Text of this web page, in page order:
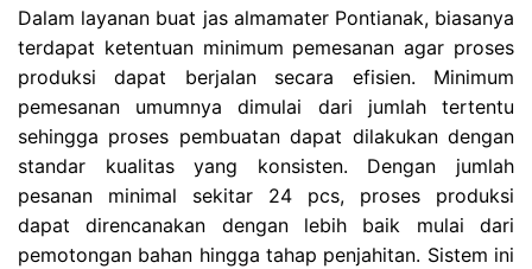
Dalam layanan buat jas almamater Pontianak, biasanya
terdapat ketentuan minimum pemesanan agar proses
produksi dapat berjalan secara efisien. Minimum
pemesanan umumnya dimulai dari jumlah tertentu
sehingga proses pembuatan dapat dilakukan dengan
standar kualitas yang konsisten. Dengan jumlah
pesanan minimal sekitar 24 pcs, proses produksi
dapat direncanakan dengan lebih baik mulai dari
pemotongan bahan hingga tahap penjahitan. Sistem ini